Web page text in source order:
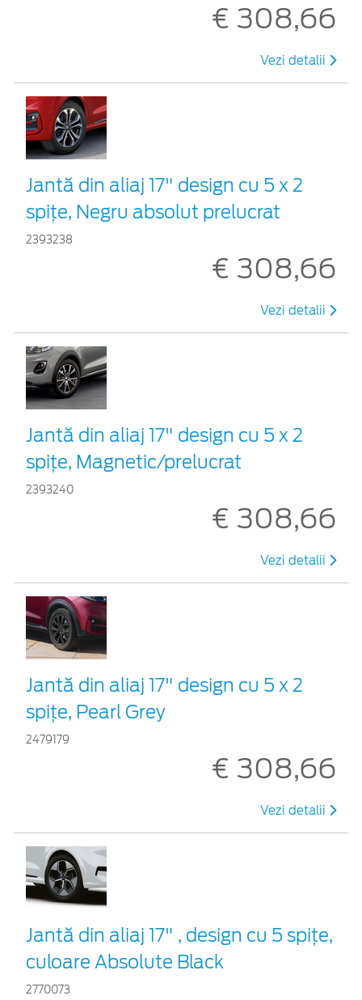
€ 308,66
Vezi detalii
Jantă din aliaj 17" design cu 5 x 2
spițe, Negru absolut prelucrat
2393238
€ 308,66
Vezi detalii
Jantă din aliaj 17" design cu 5 x 2
spițe, Magnetic/prelucrat
2393240
€ 308,66
Vezi detalii
Jantă din aliaj 17" design cu 5 x 2
spiţe, Pearl Grey
2479179
€ 308,66
Vezi detalii
Jantă din aliaj 17" , design cu 5 spiţe,
culoare Absolute Black
2770073